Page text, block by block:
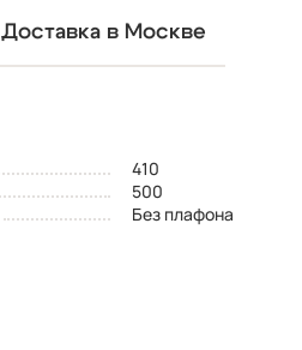
Доставка в Москве
410
500
Без плафона